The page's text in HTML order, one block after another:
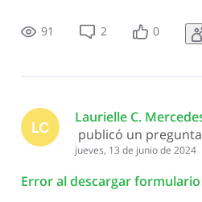
91
2 0
LC
Laurielle C.
publicó un pregunta
jueves, 13 de junio de 2024
Error al descargar formulario